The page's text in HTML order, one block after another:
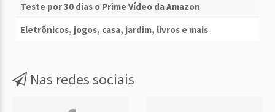
Teste por 30 dias o Prime Vídeo da Amazon
Eletrônicos, jogos, casa, jardim, livros e mais
Nas redes sociais